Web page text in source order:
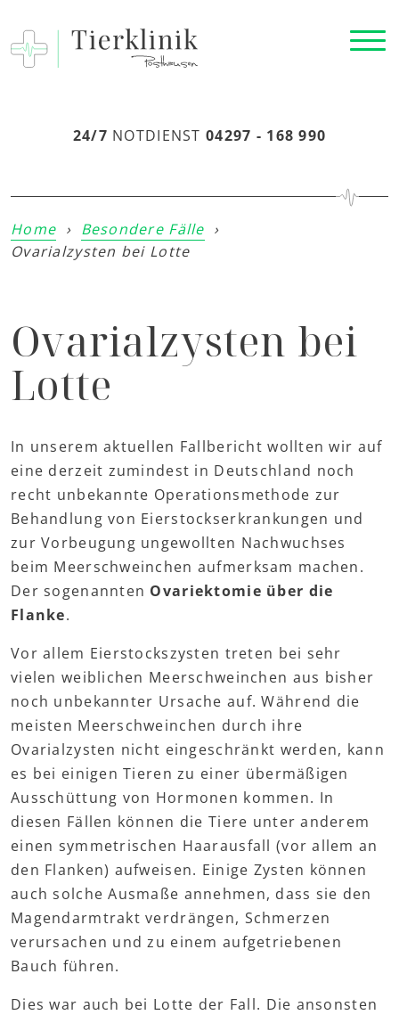
24/7 NOTDIENST 04297 - 168 990
Home › Besondere Fälle ›
Ovarialzysten bei Lotte
Ovarialzysten bei
Lotte
In unserem aktuellen Fallbericht wollten wir auf
eine derzeit zumindest in Deutschland noch
recht unbekannte Operationsmethode zur
Behandlung von Eierstockserkrankungen und
zur Vorbeugung ungewollten Nachwuchses
beim Meerschweinchen aufmerksam machen.
Der sogenannten Ovariektomie über die
Flanke.
Vor allem Eierstockszysten treten bei sehr
vielen weiblichen Meerschweinchen aus bisher
noch unbekannter Ursache auf. Während die
meisten Meerschweinchen durch ihre
Ovarialzysten nicht eingeschränkt werden, kann
es bei einigen Tieren zu einer übermäßigen
Ausschüttung von Hormonen kommen. In
diesen Fällen können die Tiere unter anderem
einen symmetrischen Haarausfall (vor allem an
den Flanken) aufweisen. Einige Zysten können
auch solche Ausmaße annehmen, dass sie den
Magendarmtrakt verdrängen, Schmerzen
verursachen und zu einem aufgetriebenen
Bauch führen.
Dies war auch bei Lotte der Fall. Die ansonsten